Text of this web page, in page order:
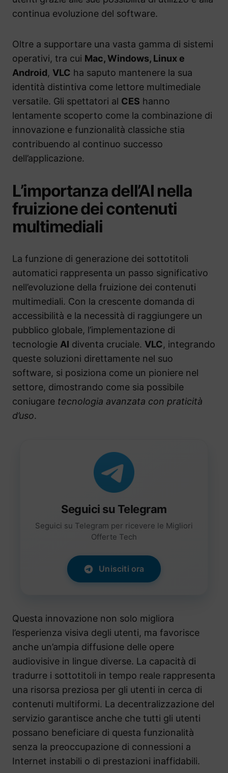
continua evoluzione del software.
Oltre a supportare una vasta gamma di sistemi
operativi, tra cui Mac, Windows, Linux e
Android, VLC ha saputo mantenere la sua
identità distintiva come lettore multimediale
versatile. Gli spettatori al CES hanno
lentamente scoperto come la combinazione di
innovazione e funzionalità classiche stia
contribuendo al continuo successo
dell’applicazione.
L’importanza dell’AI nella
fruizione dei contenuti
multimediali
La funzione di generazione dei sottotitoli
automatici rappresenta un passo significativo
nell’evoluzione della fruizione dei contenuti
multimediali. Con la crescente domanda di
accessibilità e la necessità di raggiungere un
pubblico globale, l’implementazione di
tecnologie AI diventa cruciale. VLC, integrando
queste soluzioni direttamente nel suo
software, si posiziona come un pioniere nel
settore, dimostrando come sia possibile
coniugare tecnologia avanzata con praticità
d’uso.
Seguici su Telegram
Seguici su Telegram per ricevere le Migliori
Offerte Tech
Unisciti ora
Questa innovazione non solo migliora
l’esperienza visiva degli utenti, ma favorisce
anche un’ampia diffusione delle opere
audiovisive in lingue diverse. La capacità di
tradurre i sottotitoli in tempo reale rappresenta
una risorsa preziosa per gli utenti in cerca di
contenuti multiformi. La decentralizzazione del
servizio garantisce anche che tutti gli utenti
possano beneficiare di questa funzionalità
senza la preoccupazione di connessioni a
Internet instabili o di prestazioni inaffidabili.